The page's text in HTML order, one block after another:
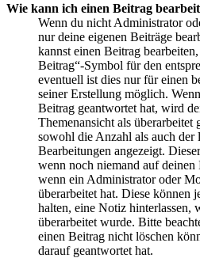
Wie kann ich einen Beitrag
Wenn du nicht Administrator
nur deine eigenen Beiträge
kannst einen Beitrag
Beitrag“-Symbol für den
eventuell ist dies nur für einen
seiner Erstellung möglich.
Beitrag geantwortet hat, wird
Themenansicht als überarbeitet
sowohl die Anzahl als auch der
Bearbeitungen angezeigt.
wenn noch niemand auf
wenn ein Administrator oder
überarbeitet hat. Diese können
halten, eine Notiz hinterlassen,
überarbeitet wurde. Bitte
einen Beitrag nicht löschen
darauf geantwortet hat.